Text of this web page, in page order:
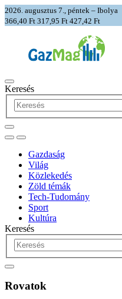
2026. augusztus 7., péntek – Ibolya
366,40 Ft 317,95 Ft 427,42 Ft
Keresés
Gazdaság
Világ
Közlekedés
Zöld témák
Tech-Tudomány
Sport
Kultúra
Keresés
Rovatok